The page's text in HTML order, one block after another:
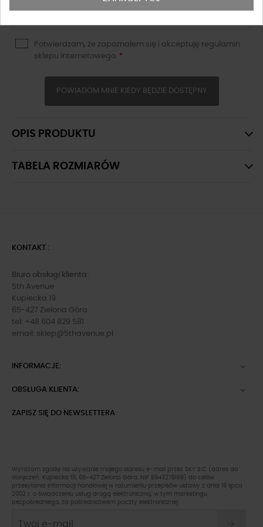
Potwierdzam, że zapoznałem się i akceptuję regulamin
sklepu internetowego. *
POWIADOM MNIE KIEDY BĘDZIE DOSTĘPNY
OPIS PRODUKTU
TABELA ROZMIARÓW
KONTAKT :
Biuro obsługi klienta:
5th Avenue
Kupiecka 19
65-427 Zielona Góra
tel: +48 604 829 581
email: sklep@5thavenue.pl
INFORMACJE: 
OBSŁUGA KLIENTA: 
ZAPISZ SIĘ DO NEWSLETTERA
Wyrażam zgodę na używanie mojego adresu e-mail przez SKY S.C (adres do
doręczeń: Kupiecka 19, 65-427 Zielona Góra, NIP 8943276168) do celów
przesyłania informacji handlowej w rozumieniu przepisów ustawy z dnia 18 lipca
2002 r. o świadczeniu usług drogą elektroniczną, w tym marketingu
bezpośredniego, za pośrednictwem poczty elektronicznej.